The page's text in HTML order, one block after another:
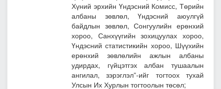
Хүний эрхийн Үндэсний Комисс, Төрийн
албаны зөвлөл, Үндэсний аюулгүй
байдлын зөвлөл, Сонгуулийн ерөнхий
хороо, Санхүүгийн зохицуулах хороо,
Үндэсний статистикийн хороо, Шүүхийн
ерөнхий зөвлөлийн ажлын албаны
удирдах, гүйцэтгэх албан тушаалын
ангилал, зэрэглэл”-ийг тогтоох тухай
Улсын Их Хурлын тогтоолын төсөл;